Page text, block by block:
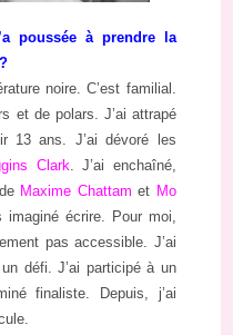
poussée à prendre la
noire. C’est familial.
et de polars. J’ai attrapé
13 ans. J’ai dévoré les
Clark. J’ai enchaîné,
Maxime Chattam et Mo
imaginé écrire. Pour moi,
pas accessible. J’ai
défi. J’ai participé à un
finaliste. Depuis, j’ai